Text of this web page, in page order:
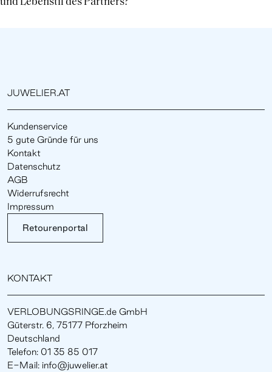
JUWELIER.AT
Kundenservice
5 gute Gründe für uns
Kontakt
Datenschutz
AGB
Widerrufsrecht
Impressum
Retourenportal
KONTAKT
VERLOBUNGSRINGE.de GmbH
Güterstr. 6, 75177 Pforzheim
Deutschland
Telefon: 01 35 85 017
E-Mail: info@juwelier.at